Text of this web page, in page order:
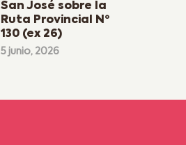
San José sobre la
Ruta Provincial Nº
130 (ex 26)
5 junio, 2026